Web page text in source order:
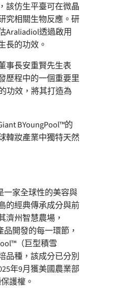
該仿生平臺可在微晶
究相關生物反應。研
Araliadiol透過啟用
長的功效。
事長安重賢先生表
歷程中的一個重要里
功效，將其打造為
BYoungPool™的
韓妝產業中獨特天然
一家全球性的美容與
的經典傳承成分與前
濟州智慧農場，
品開發的每一環節，
（巨型積雪
品種，該成分已分別
年9月獲美國農業部
護權。